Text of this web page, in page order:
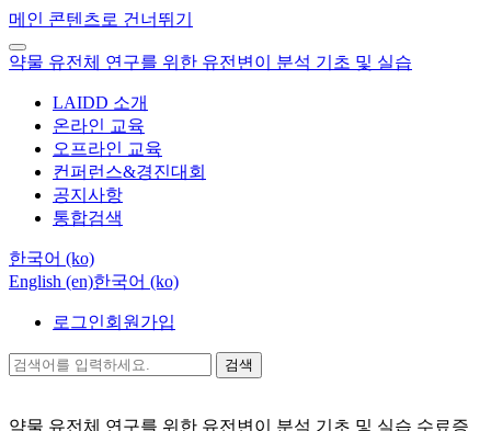
메인 콘텐츠로 건너뛰기
약물 유전체 연구를 위한 유전변이 분석 기초 및 실습
LAIDD 소개
온라인 교육
오프라인 교육
컨퍼런스&경진대회
공지사항
통합검색
한국어 ‎(ko)‎
English ‎(en)‎한국어 ‎(ko)‎
로그인회원가입
검색
약물 유전체 연구를 위한 유전변이 분석 기초 및 실습 수료증